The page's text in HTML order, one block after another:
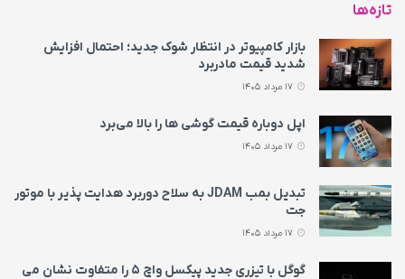
تازه‌ها
بازار کامپیوتر در انتظار شوک جدید؛ احتمال افزایش
شدید قیمت مادربرد
اپل دوباره قیمت‌ گوشی ها را بالا می‌برد
تبدیل بمب JDAM به سلاح دوربرد هدایت پذیر با موتور
جت
گوگل با تیزری جدید پیکسل واچ ۵ را متفاوت نشان می‌